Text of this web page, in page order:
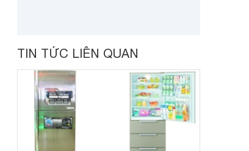
TIN TỨC LIÊN QUAN